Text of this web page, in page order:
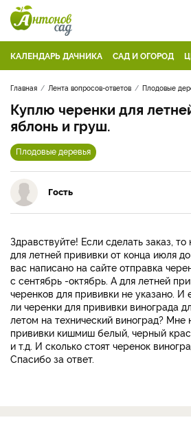
КАЛЕНДАРЬ ДАЧНИКА САД И ОГОРОД
Главная Лента вопросов-ответов Плодовые
Куплю черенки для
яблонь и груш.
Плодовые деревья
Гость
Здравствуйте! Если сделать заказ, то
для летней прививки от конца июля
вас написано на сайте отправка
с сентябрь -октябрь. А для летней
черенков для прививки не указано.
ли черенки для прививки винограда
летом на технический виноград?
прививки кишмиш белый, черный
и т.д. И сколько стоят черенок
Спасибо за ответ.